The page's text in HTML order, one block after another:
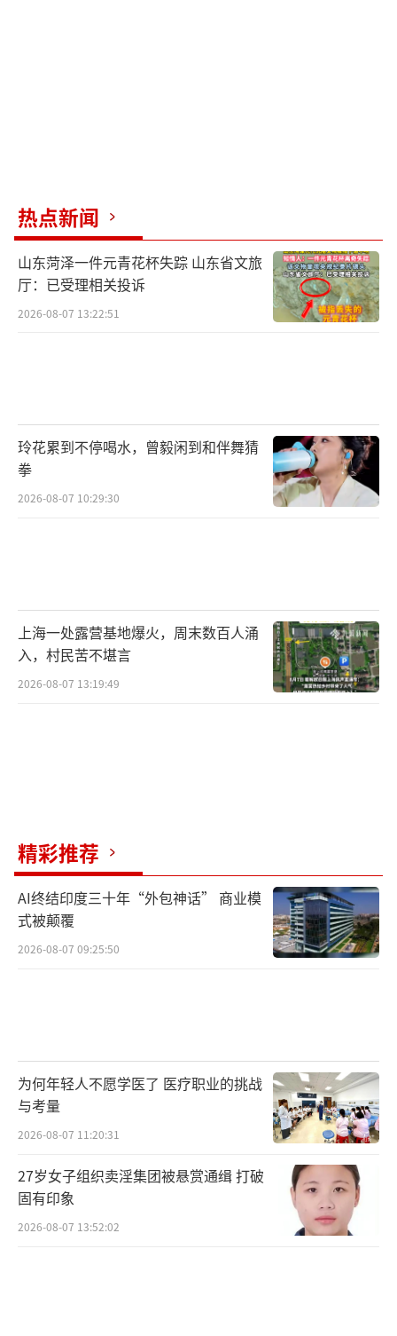
热点新闻
山东菏泽一件元青花杯失踪 山东省文旅
厅：已受理相关投诉
2026-08-07 13:22:51
玲花累到不停喝水，曾毅闲到和伴舞猜
拳
2026-08-07 10:29:30
上海一处露营基地爆火，周末数百人涌
入，村民苦不堪言
2026-08-07 13:19:49
精彩推荐
AI终结印度三十年“外包神话” 商业模
式被颠覆
2026-08-07 09:25:50
为何年轻人不愿学医了 医疗职业的挑战
与考量
2026-08-07 11:20:31
27岁女子组织卖淫集团被悬赏通缉 打破
固有印象
2026-08-07 13:52:02